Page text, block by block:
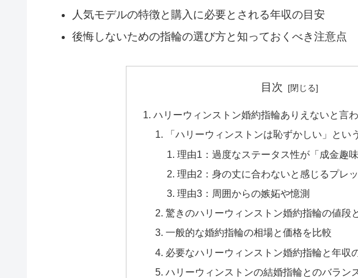
人気モデルの特徴と購入に必要とされる年収の目安
後悔しないための指輪の選び方と知っておくべき注意点
目次
ハリーウィンストン婚約指輪ありえないと言
「ハリーウィンストンは恥ずかしい」とい
理由1：過度なステータス性が「成金趣
理由2：身の丈に合わないと感じるプレ
理由3：周囲からの嫉妬や憶測
驚きのハリーウィンストン婚約指輪の値段
一般的な婚約指輪の相場と価格を比較
必要なハリーウィンストン婚約指輪と年収
ハリーウィンストンの結婚指輪とのバラン